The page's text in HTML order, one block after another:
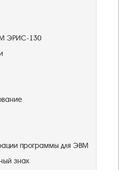
ЭРИС-130
программы для ЭВМ
знак